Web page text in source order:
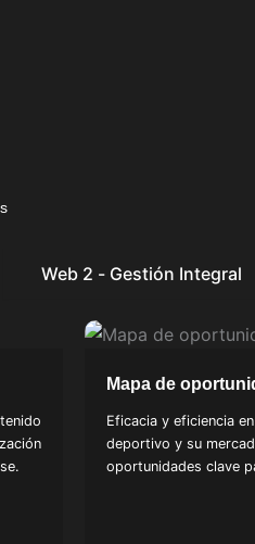
Web 2 - Gestión Integral
Mapa de
Eficacia y eficiencia
deportivo y su
oportunidades clave